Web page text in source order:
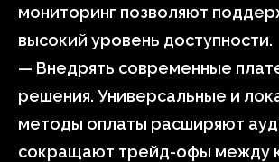
мониторинг позволяют
высокий уровень доступности.
— Внедрять современные
решения. Универсальные и
методы оплаты расширяют
сокращают трейд-офы между